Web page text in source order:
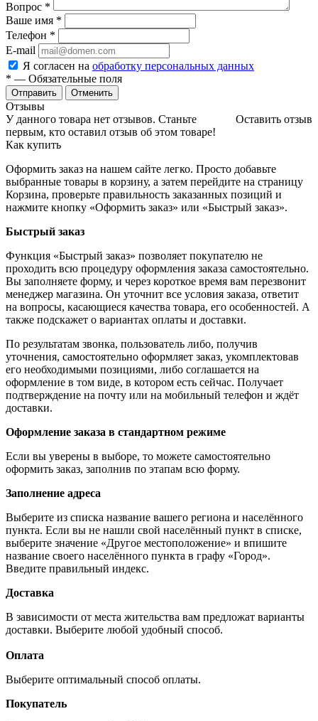
Вопрос *
Ваше имя *
Телефон *
E-mail
Я согласен на обработку персональных данных
* — Обязательные поля
Отменить
Отзывы
Оставить отзыв
У данного товара нет отзывов. Станьте
первым, кто оставил отзыв об этом товаре!
Как купить
Оформить заказ на нашем сайте легко. Просто добавьте
выбранные товары в корзину, а затем перейдите на страницу
Корзина, проверьте правильность заказанных позиций и
нажмите кнопку «Оформить заказ» или «Быстрый заказ».
Быстрый заказ
Функция «Быстрый заказ» позволяет покупателю не
проходить всю процедуру оформления заказа самостоятельно.
Вы заполняете форму, и через короткое время вам перезвонит
менеджер магазина. Он уточнит все условия заказа, ответит
на вопросы, касающиеся качества товара, его особенностей. А
также подскажет о вариантах оплаты и доставки.
По результатам звонка, пользователь либо, получив
уточнения, самостоятельно оформляет заказ, укомплектовав
его необходимыми позициями, либо соглашается на
оформление в том виде, в котором есть сейчас. Получает
подтверждение на почту или на мобильный телефон и ждёт
доставки.
Оформление заказа в стандартном режиме
Если вы уверены в выборе, то можете самостоятельно
оформить заказ, заполнив по этапам всю форму.
Заполнение адреса
Выберите из списка название вашего региона и населённого
пункта. Если вы не нашли свой населённый пункт в списке,
выберите значение «Другое местоположение» и впишите
название своего населённого пункта в графу «Город».
Введите правильный индекс.
Доставка
В зависимости от места жительства вам предложат варианты
доставки. Выберите любой удобный способ.
Оплата
Выберите оптимальный способ оплаты.
Покупатель